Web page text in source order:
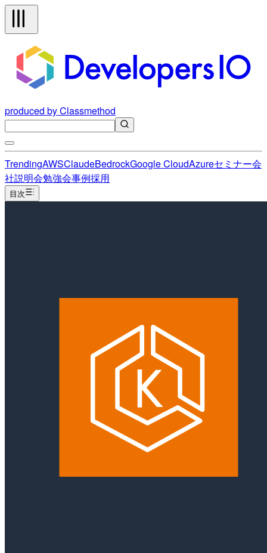
produced by Classmethod
TrendingAWSClaudeBedrockGoogle CloudAzureセミナー会
社説明会勉強会事例採用
目次